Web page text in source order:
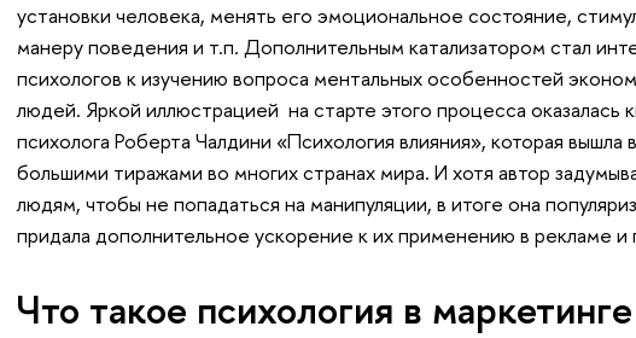
установки человека, менять его эмоциональное состояние,
манеру поведения и т.п. Дополнительным катализатором стал
психологов к изучению вопроса ментальных особенностей
людей. Яркой иллюстрацией на старте этого процесса оказалась
психолога Роберта Чалдини «Психология влияния», которая вышла
большими тиражами во многих странах мира. И хотя автор
людям, чтобы не попадаться на манипуляции, в итоге она
придала дополнительное ускорение к их применению в рекламе и
Что такое психология в маркетинге